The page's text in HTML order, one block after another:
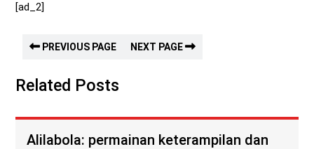
[ad_2]
PREVIOUS PAGE NEXT PAGE
Related Posts
Alilabola: permainan keterampilan dan